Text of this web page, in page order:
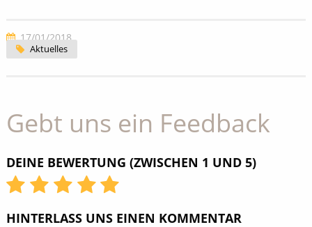
17/01/2018
Aktuelles
Gebt uns ein Feedback
DEINE BEWERTUNG (ZWISCHEN 1 UND 5)
HINTERLASS UNS EINEN KOMMENTAR